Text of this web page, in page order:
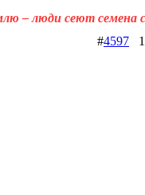
– люди сеют семена
#4597